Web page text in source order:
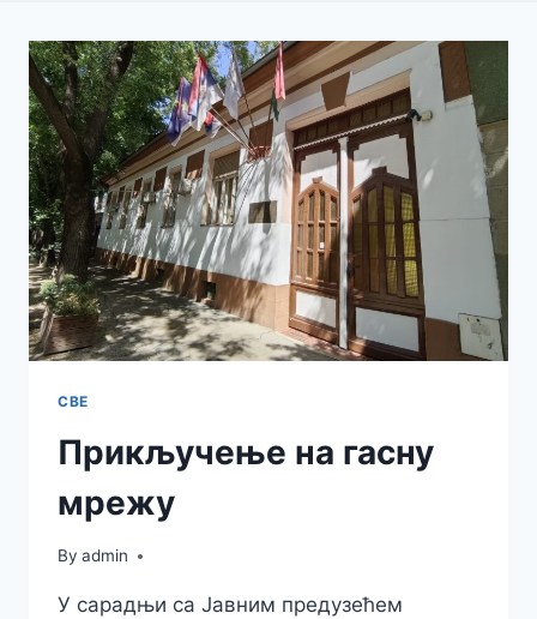
СВЕ
Прикључење на гасну
мрежу
By admin
У сарадњи са Јавним предузећем